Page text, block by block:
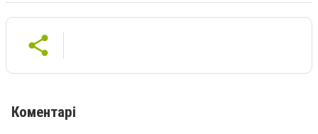
Коментарі